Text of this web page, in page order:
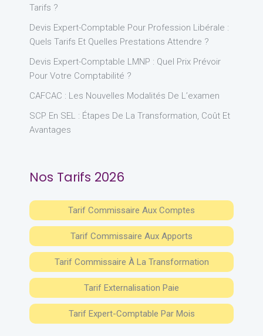
Tarifs ?
Devis Expert-Comptable Pour Profession Libérale :
Quels Tarifs Et Quelles Prestations Attendre ?
Devis Expert-Comptable LMNP : Quel Prix Prévoir
Pour Votre Comptabilité ?
CAFCAC : Les Nouvelles Modalités De L’examen
SCP En SEL : Étapes De La Transformation, Coût Et
Avantages
Nos Tarifs 2026
Tarif Commissaire Aux Comptes
Tarif Commissaire Aux Apports
Tarif Commissaire À La Transformation
Tarif Externalisation Paie
Tarif Expert-Comptable Par Mois